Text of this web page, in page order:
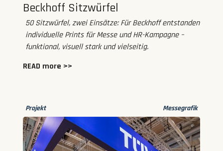
Beckhoff Sitzwürfel
50 Sitzwürfel, zwei Einsätze: Für Beckhoff entstanden
individuelle Prints für Messe und HR-Kampagne –
funktional, visuell stark und vielseitig.
READ more >>
Projekt Messegrafik